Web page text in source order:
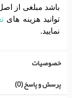
باشد مبلغی از
توانید هزینه های
نمایید.
خصوصیات
پرسش و پاسخ (0)